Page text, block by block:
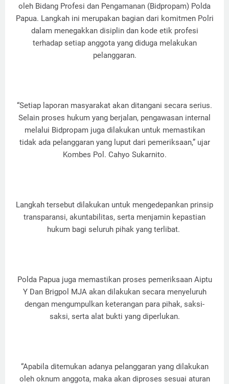
oleh Bidang Profesi dan Pengamanan (Bidpropam) Polda
Papua. Langkah ini merupakan bagian dari komitmen Polri
dalam menegakkan disiplin dan kode etik profesi
terhadap setiap anggota yang diduga melakukan
pelanggaran.
“Setiap laporan masyarakat akan ditangani secara serius.
Selain proses hukum yang berjalan, pengawasan internal
melalui Bidpropam juga dilakukan untuk memastikan
tidak ada pelanggaran yang luput dari pemeriksaan,” ujar
Kombes Pol. Cahyo Sukarnito.
Langkah tersebut dilakukan untuk mengedepankan prinsip
transparansi, akuntabilitas, serta menjamin kepastian
hukum bagi seluruh pihak yang terlibat.
Polda Papua juga memastikan proses pemeriksaan Aiptu
Y Dan Brigpol MJA akan dilakukan secara menyeluruh
dengan mengumpulkan keterangan para pihak, saksi-
saksi, serta alat bukti yang diperlukan.
“Apabila ditemukan adanya pelanggaran yang dilakukan
oleh oknum anggota, maka akan diproses sesuai aturan